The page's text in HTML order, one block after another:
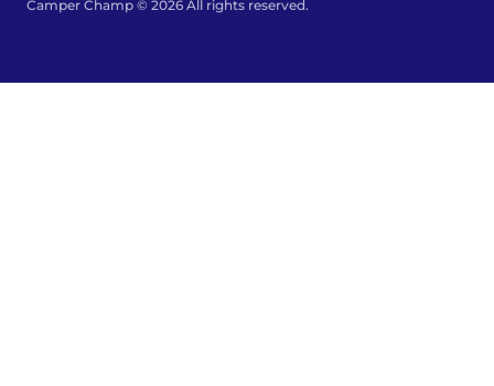
Camper Champ © 2026 All rights reserved.